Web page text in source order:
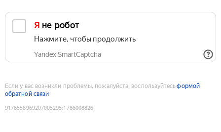
Я не робот
Нажмите, чтобы продолжить
Yandex SmartCaptcha
Если у вас возникли проблемы, пожалуйста, воспользуйтесьформой
обратной связи
9176558969207005295:1786008826